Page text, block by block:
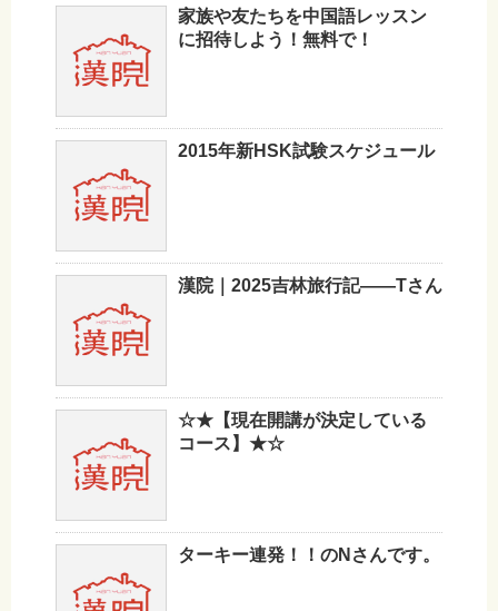
家族や友たちを中国語レッスン
に招待しよう！無料で！
2015年新HSK試験スケジュール
漢院｜2025吉林旅行記——Tさん
☆★【現在開講が決定している
コース】★☆
ターキー連発！！のNさんです。